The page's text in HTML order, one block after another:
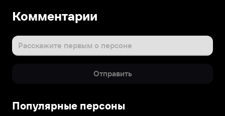
Комментарии
Расскажите первым о персоне
Отправить
Популярные персоны